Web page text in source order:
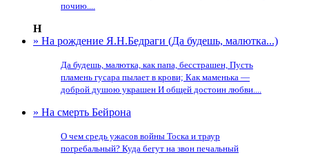
почию....
Н
» На рождение Я.Н.Бедраги (Да будешь, малютка...)
Да будешь, малютка, как папа, бесстрашен, Пусть
пламень гусара пылает в крови; Как маменька —
доброй душою украшен И общей достоин любви....
» На смерть Бейрона
О чем средь ужасов войны Тоска и траур
погребальный? Куда бегут на звон печальный